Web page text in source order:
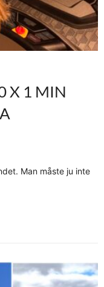
X 1 MIN
Man måste ju inte